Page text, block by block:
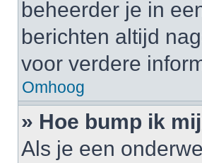
beheerder je in
berichten altijd
voor verdere
Omhoog
» Hoe bump ik
Als je een